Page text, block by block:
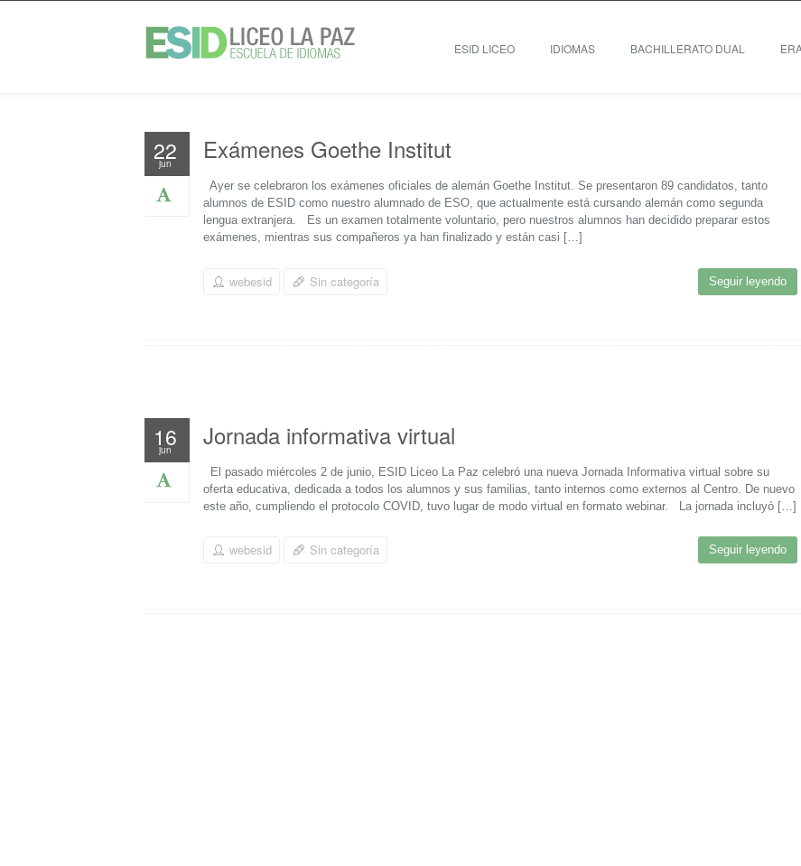
ESID LICEO IDIOMAS BACHILLERATO DUAL
22
jun Exámenes Goethe Institut
Ayer se celebraron los exámenes oficiales de alemán Goethe Institut. Se presentaron 89 candidatos, tanto
alumnos de ESID como nuestro alumnado de ESO, que actualmente está cursando alemán como segunda
lengua extranjera. Es un examen totalmente voluntario, pero nuestros alumnos han decidido preparar estos
exámenes, mientras sus compañeros ya han finalizado y están casi […]
webesid Sin categoría Seguir leyendo
16
jun Jornada informativa virtual
El pasado miércoles 2 de junio, ESID Liceo La Paz celebró una nueva Jornada Informativa virtual sobre su
oferta educativa, dedicada a todos los alumnos y sus familias, tanto internos como externos al Centro. De nuevo
este año, cumpliendo el protocolo COVID, tuvo lugar de modo virtual en formato webinar. La jornada incluyó […]
webesid Sin categoría Seguir leyendo